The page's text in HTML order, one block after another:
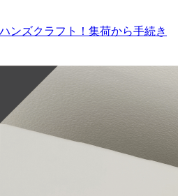
ンズクラフト！集荷から手続き